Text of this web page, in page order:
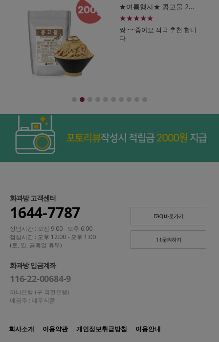
★여름행사★ 콩고물 200g
★★★★★
짱 ~~좋아요 적극 추천 합니
다
화과방 고객센터
1644-7787
상담시간 : 오전 9:00 - 오후 6:00
점심시간 : 오후 12:00 - 오후 1:00
(토, 일, 공휴일 휴무)
FAQ 바로가기
1:1문의하기
화과방 입금계좌
116-22-00684-9
하나은행 (구 외환은행)
예금주 : 대두식품
회사소개 이용약관 개인정보취급방침 이용안내